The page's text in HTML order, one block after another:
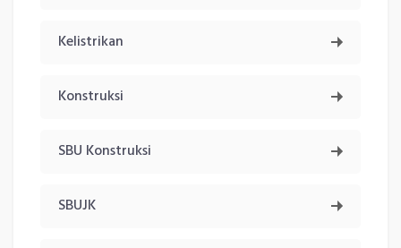
Kelistrikan
Konstruksi
SBU Konstruksi
SBUJK